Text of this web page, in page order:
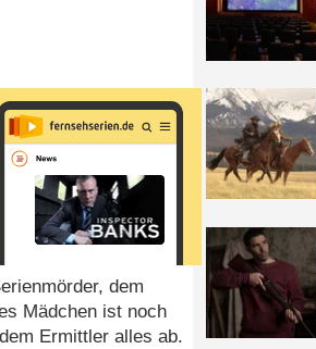
dem
Mädchen ist noch
Ermittler alles ab.